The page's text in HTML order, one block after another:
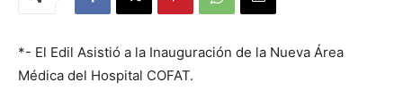
*- El Edil Asistió a la Inauguración de la Nueva Área
Médica del Hospital COFAT.